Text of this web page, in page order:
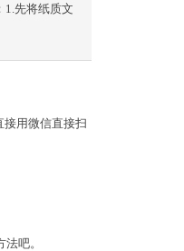
1.先将纸质文
用微信直接扫
吧。